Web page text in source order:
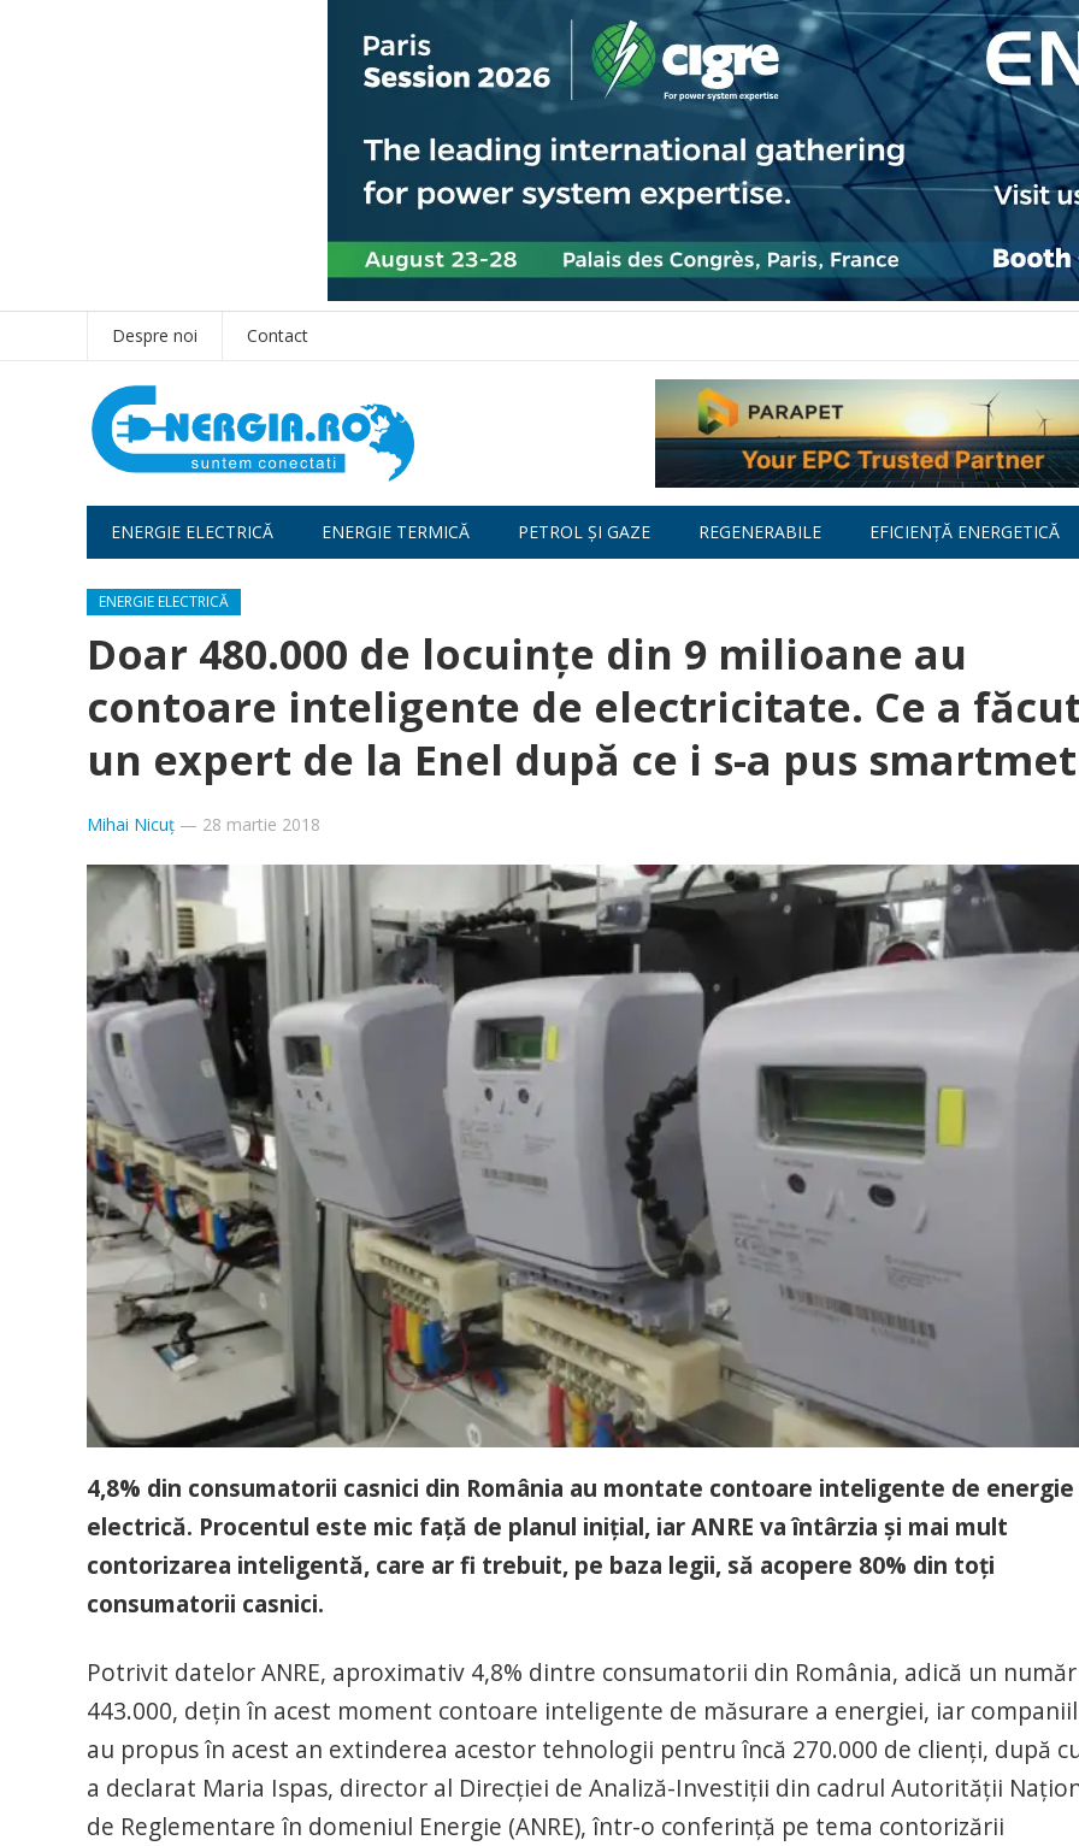
Despre noi Contact
ENERGIE ELECTRICĂ ENERGIE TERMICĂ PETROL ȘI GAZE REGENERABILE EFICIENȚĂ ENERGETICĂ
ENERGIE ELECTRICĂ
Doar 480.000 de locuinţe din 9 milioane au
contoare inteligente de electricitate. Ce a
un expert de la Enel după ce i s-a pus
Mihai Nicuț — 28 martie 2018
4,8% din consumatorii casnici din România au montate contoare inteligente de energie
electrică. Procentul este mic faţă de planul iniţial, iar ANRE va întârzia şi mai mult
contorizarea inteligentă, care ar fi trebuit, pe baza legii, să acopere 80% din toţi
consumatorii casnici.
Potrivit datelor ANRE, aproximativ 4,8% dintre consumatorii din România, adică un
443.000, deţin în acest moment contoare inteligente de măsurare a energiei, iar
au propus în acest an extinderea acestor tehnologii pentru încă 270.000 de clienţi, după
a declarat Maria Ispas, director al Direcţiei de Analiză-Investiţii din cadrul Autorităţii
de Reglementare în domeniul Energie (ANRE), într-o conferinţă pe tema contorizării